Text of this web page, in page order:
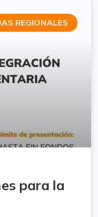
REGIONALES
para la